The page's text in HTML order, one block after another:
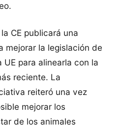
CE publicará una
mejorar la legislación de
para alinearla con la
reciente. La
reiteró una vez
mejorar los
de los animales